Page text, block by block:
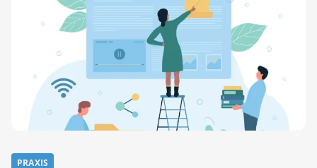
PRAXIS